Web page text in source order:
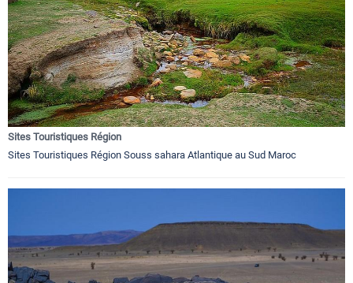
Sites Touristiques Région
Sites Touristiques Région Souss sahara Atlantique au Sud Maroc